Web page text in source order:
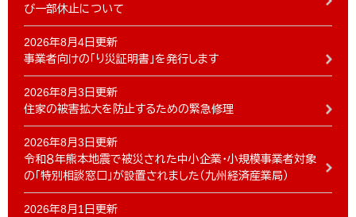
び一部休止について
2026年8月4日更新
事業者向けの「り災証明書」を発行します
2026年8月3日更新
住家の被害拡大を防止するための緊急修理
2026年8月3日更新
令和８年熊本地震で被災された中小企業・小規模事業者対象
の「特別相談窓口」が設置されました（九州経済産業局）
2026年8月1日更新